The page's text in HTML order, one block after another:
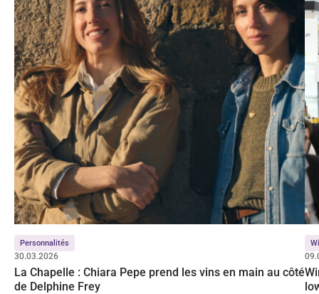
Personnalités
30.03.2026
La Chapelle : Chiara Pepe prend les vins en main au côté
de Delphine Frey